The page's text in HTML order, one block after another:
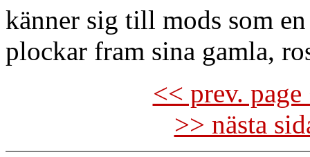
känner sig till mods som
plockar fram sina gamla,
<< prev.
>> nästa